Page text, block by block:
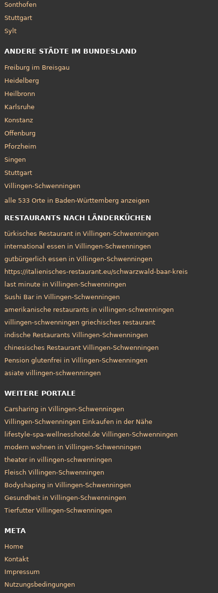
Sonthofen
Stuttgart
Sylt
ANDERE STÄDTE IM BUNDESLAND
Freiburg im Breisgau
Heidelberg
Heilbronn
Karlsruhe
Konstanz
Offenburg
Pforzheim
Singen
Stuttgart
Villingen-Schwenningen
alle 533 Orte in Baden-Württemberg anzeigen
RESTAURANTS NACH LÄNDERKÜCHEN
türkisches Restaurant in Villingen-Schwenningen
international essen in Villingen-Schwenningen
gutbürgerlich essen in Villingen-Schwenningen
https://italienisches-restaurant.eu/schwarzwald-baar-kreis
last minute in Villingen-Schwenningen
Sushi Bar in Villingen-Schwenningen
amerikanische restaurants in villingen-schwenningen
villingen-schwenningen griechisches restaurant
indische Restaurants Villingen-Schwenningen
chinesisches Restaurant Villingen-Schwenningen
Pension glutenfrei in Villingen-Schwenningen
asiate villingen-schwenningen
WEITERE PORTALE
Carsharing in Villingen-Schwenningen
Villingen-Schwenningen Einkaufen in der Nähe
lifestyle-spa-wellnesshotel.de Villingen-Schwenningen
modern wohnen in Villingen-Schwenningen
theater in villingen-schwenningen
Fleisch Villingen-Schwenningen
Bodyshaping in Villingen-Schwenningen
Gesundheit in Villingen-Schwenningen
Tierfutter Villingen-Schwenningen
META
Home
Kontakt
Impressum
Nutzungsbedingungen